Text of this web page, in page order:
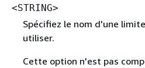
<STRING>
Spécifiez le nom d'une
utiliser.
Cette option n'est pas